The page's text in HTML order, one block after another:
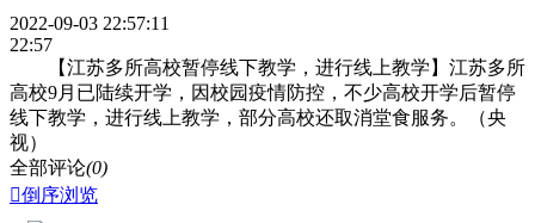
2022-09-03 22:57:11
22:57
【江苏多所高校暂停线下教学，进行线上教学】江苏多所
高校9月已陆续开学，因校园疫情防控，不少高校开学后暂停
线下教学，进行线上教学，部分高校还取消堂食服务。（央
视）
全部评论(0)
倒序浏览